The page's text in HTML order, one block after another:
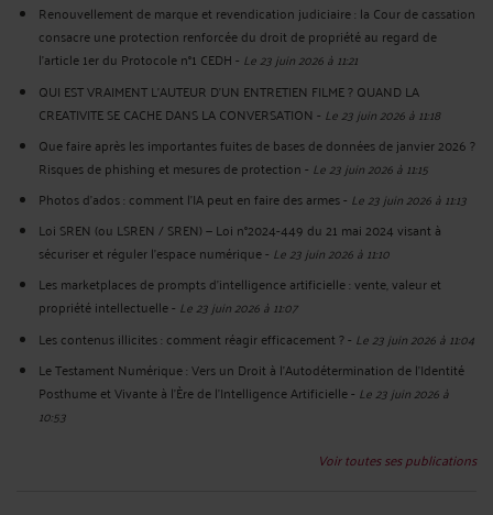
Renouvellement de marque et revendication judiciaire : la Cour de cassation
consacre une protection renforcée du droit de propriété au regard de
l’article 1er du Protocole n°1 CEDH- Le 23 juin 2026 à 11:21
QUI EST VRAIMENT L’AUTEUR D’UN ENTRETIEN FILME ? QUAND LA
CREATIVITE SE CACHE DANS LA CONVERSATION - Le 23 juin 2026 à 11:18
Que faire après les importantes fuites de bases de données de janvier 2026 ?
Risques de phishing et mesures de protection- Le 23 juin 2026 à 11:15
Photos d’ados : comment l’IA peut en faire des armes- Le 23 juin 2026 à 11:13
Loi SREN (ou LSREN / SREN) — Loi n°2024-449 du 21 mai 2024 visant à
sécuriser et réguler l’espace numérique- Le 23 juin 2026 à 11:10
Les marketplaces de prompts d’intelligence artificielle : vente, valeur et
propriété intellectuelle- Le 23 juin 2026 à 11:07
Les contenus illicites : comment réagir efficacement ?- Le 23 juin 2026 à 11:04
Le Testament Numérique : Vers un Droit à l'Autodétermination de l'Identité
Posthume et Vivante à l'Ère de l'Intelligence Artificielle- Le 23 juin 2026 à
10:53
Voir toutes ses publications